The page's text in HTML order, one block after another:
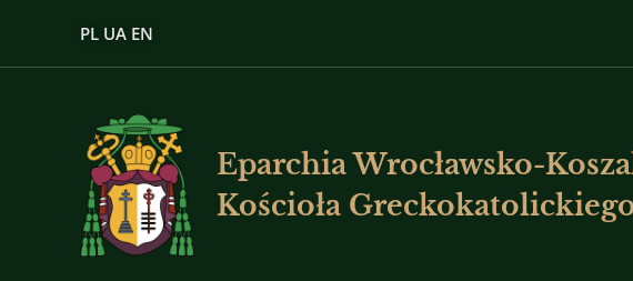
PL UA EN
Eparchia Wrocławsko-
Kościoła